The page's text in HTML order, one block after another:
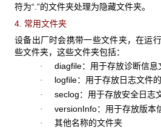
符为“.”的文件夹处理为隐藏文件夹。
4. 常用文件夹
设备出厂时会携带一些文件夹，在运
些文件夹，这些文件夹包括：
· diagfile：用于存放诊断信息
· logfile：用于存放日志文件
· seclog：用于存放安全日志
· versionInfo：用于存放版本
· 其他名称的文件夹